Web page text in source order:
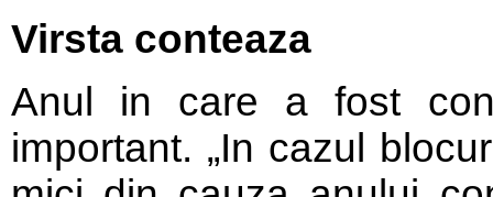
Virsta conteaza
Anul in care a fost
important. „In cazul